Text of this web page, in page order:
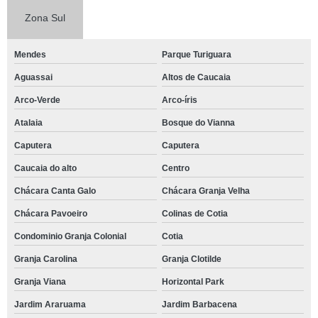
local para eventos empresariais contato Algarve
local para eventos corporativos Residencial Seis
local para festa de 15 anos contato Nakamura Park
local para festa de 15 anos telefone Jardim Rebelato
local para festas de aniversário contato Arco-Verde
onde tem local para eventos Jardim Caiapiá
local eventos corporativos contato Jardim Paulistano
local eventos corporativos Jardim Europa
local para festas de aniversário telefone Parque Santa Rita de Cassia
onde tem local para festa de 15 anos Jardim Europa
Zona Sul
Mendes Parque Turiguara
Aguassai Altos de Caucaia
Arco-Verde Arco-íris
Atalaia Bosque do Vianna
Caputera Caputera
Caucaia do alto Centro
Chácara Canta Galo Chácara Granja Velha
Chácara Pavoeiro Colinas de Cotia
Condominio Granja Colonial Cotia
Granja Carolina Granja Clotilde
Granja Viana Horizontal Park
Jardim Araruama Jardim Barbacena